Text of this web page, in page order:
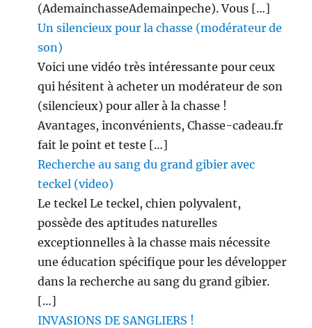
(AdemainchasseAdemainpeche). Vous […]
Un silencieux pour la chasse (modérateur de
son)
Voici une vidéo très intéressante pour ceux
qui hésitent à acheter un modérateur de son
(silencieux) pour aller à la chasse !
Avantages, inconvénients, Chasse-cadeau.fr
fait le point et teste […]
Recherche au sang du grand gibier avec
teckel (video)
Le teckel Le teckel, chien polyvalent,
possède des aptitudes naturelles
exceptionnelles à la chasse mais nécessite
une éducation spécifique pour les développer
dans la recherche au sang du grand gibier.
[…]
INVASIONS DE SANGLIERS !